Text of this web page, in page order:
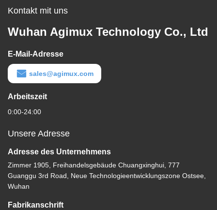
Kontakt mit uns
Wuhan Agimux Technology Co., Ltd
E-Mail-Adresse
sales@agimux.com
Arbeitszeit
0:00-24:00
Unsere Adresse
Adresse des Unternehmens
Zimmer 1905, Freihandelsgebäude Chuangxinghui, 777
Guanggu 3rd Road, Neue Technologieentwicklungszone Ostsee,
Wuhan
Fabrikanschrift